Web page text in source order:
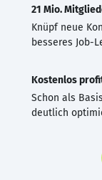
21 Mio.
Knüpf neue
besseres Job-
Kostenlos
Schon als
deutlich